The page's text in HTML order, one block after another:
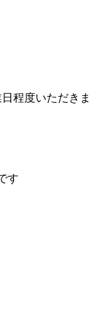
程度いただきま
す